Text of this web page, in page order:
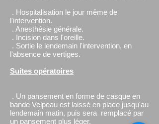
. Hospitalisation le jour même de
l'intervention.
. Anesthésie générale.
. Incision dans l'oreille.
. Sortie le lendemain l'intervention, en
l'absence de vertiges.
Suites opératoires
. Un pansement en forme de casque en
bande Velpeau est laissé en place jusqu'au
lendemain matin, puis sera remplacé par
un pansement plus léger.